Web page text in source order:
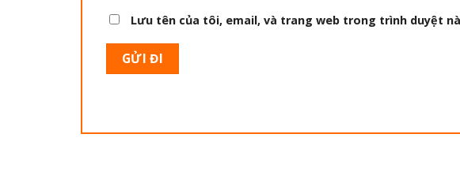
Lưu tên của tôi, email, và trang web trong trình duyệt